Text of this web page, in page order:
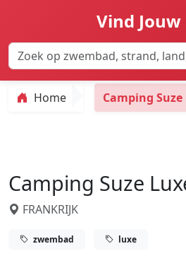
Vind Jouw
Home Camping
Camping Suze
FRANKRIJK
zwembad luxe